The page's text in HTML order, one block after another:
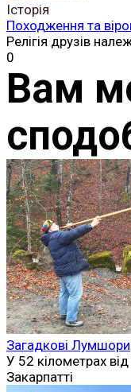
Історія
Походження та
Релігія друзів
0
Вам
Загадкові Лумшори
У 52 кілометрах
Закарпатті